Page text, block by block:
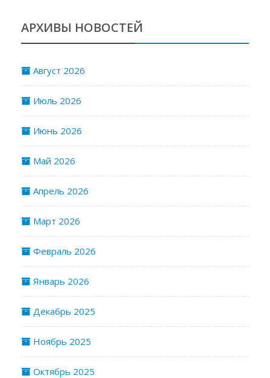
АРХИВЫ НОВОСТЕЙ
Август 2026
Июль 2026
Июнь 2026
Май 2026
Апрель 2026
Март 2026
Февраль 2026
Январь 2026
Декабрь 2025
Ноябрь 2025
Октябрь 2025